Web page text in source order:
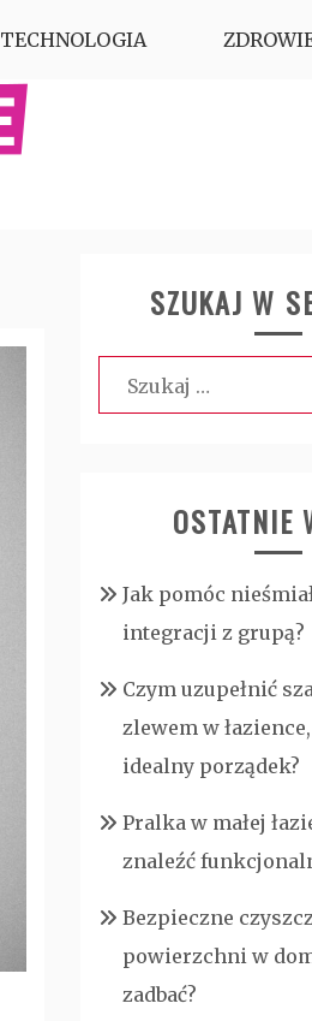
TECHNOLOGIA
SZUKAJ W
Szukaj:
OSTATNIE
Jak pomóc
integracji z grupą?
Czym uzupełnić
zlewem w
idealny porządek?
Pralka w małej
znaleźć
Bezpieczne
powierzchni w
zadbać?